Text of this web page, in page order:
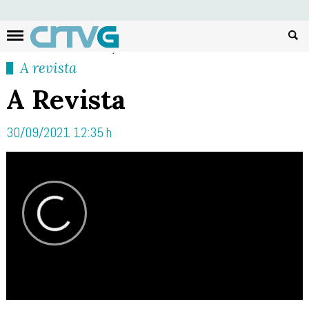
A revista
A Revista
30/09/2021 12:35 h